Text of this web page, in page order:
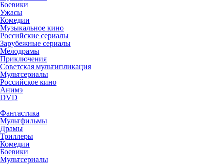
Боевики
Ужасы
Комедии
Музыкальное кино
Российские сериалы
Зарубежные сериалы
Мелодрамы
Приключения
Советская мультипликация
Мультсериалы
Российское кино
Анимэ
DVD
Фантастика
Мультфильмы
Драмы
Триллеры
Комедии
Боевики
Мультсериалы